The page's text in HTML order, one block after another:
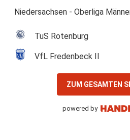
Niedersachsen - Oberliga
TuS Rotenburg
VfL Fredenbeck II
ZUM GESAMTEN
powered by